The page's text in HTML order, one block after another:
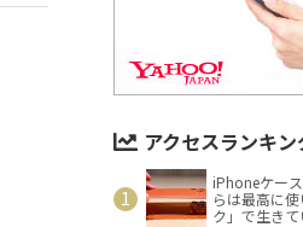
アクセスランキン
iPhoneケー
らは最高に
ク」で生きて